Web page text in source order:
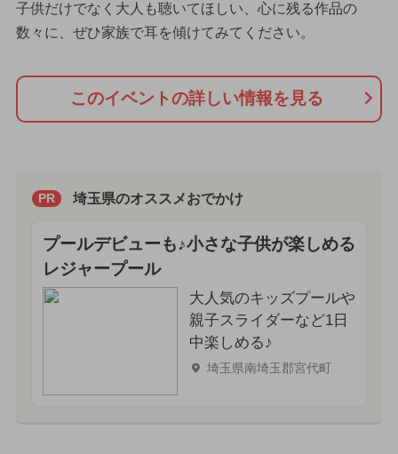
子供だけでなく大人も聴いてほしい、心に残る作品の
数々に、ぜひ家族で耳を傾けてみてください。
このイベントの詳しい情報を見る
PR 埼玉県のオススメおでかけ
プールデビューも♪小さな子供が楽しめる
レジャープール
大人気のキッズプールや
親子スライダーなど1日
中楽しめる♪
埼玉県南埼玉郡宮代町